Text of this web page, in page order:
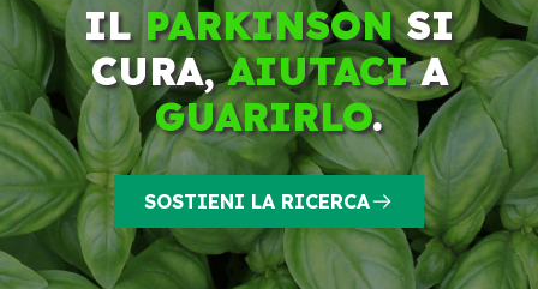
ILPARKINSONSI
CURA,AIUTACIA
GUARIRLO.
SOSTIENI LA RICERCA